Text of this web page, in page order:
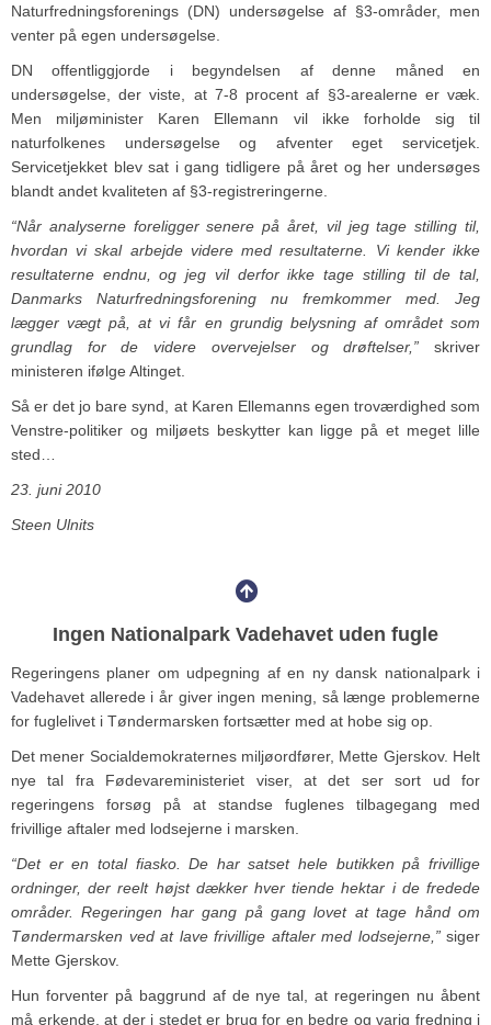
Naturfredningsforenings (DN) undersøgelse af §3-områder, men
venter på egen undersøgelse.
DN offentliggjorde i begyndelsen af denne måned en
undersøgelse, der viste, at 7-8 procent af §3-arealerne er væk.
Men miljøminister Karen Ellemann vil ikke forholde sig til
naturfolkenes undersøgelse og afventer eget servicetjek.
Servicetjekket blev sat i gang tidligere på året og her undersøges
blandt andet kvaliteten af §3-registreringerne.
“Når analyserne foreligger senere på året, vil jeg tage stilling til,
hvordan vi skal arbejde videre med resultaterne. Vi kender ikke
resultaterne endnu, og jeg vil derfor ikke tage stilling til de tal,
Danmarks Naturfredningsforening nu fremkommer med. Jeg
lægger vægt på, at vi får en grundig belysning af området som
grundlag for de videre overvejelser og drøftelser,” skriver
ministeren ifølge Altinget.
Så er det jo bare synd, at Karen Ellemanns egen troværdighed som
Venstre-politiker og miljøets beskytter kan ligge på et meget lille
sted…
23. juni 2010
Steen Ulnits
Ingen Nationalpark Vadehavet uden fugle
Regeringens planer om udpegning af en ny dansk nationalpark i
Vadehavet allerede i år giver ingen mening, så længe problemerne
for fuglelivet i Tøndermarsken fortsætter med at hobe sig op.
Det mener Socialdemokraternes miljøordfører, Mette Gjerskov. Helt
nye tal fra Fødevareministeriet viser, at det ser sort ud for
regeringens forsøg på at standse fuglenes tilbagegang med
frivillige aftaler med lodsejerne i marsken.
“Det er en total fiasko. De har satset hele butikken på frivillige
ordninger, der reelt højst dækker hver tiende hektar i de fredede
områder. Regeringen har gang på gang lovet at tage hånd om
Tøndermarsken ved at lave frivillige aftaler med lodsejerne,”siger
Mette Gjerskov.
Hun forventer på baggrund af de nye tal, at regeringen nu åbent
må erkende, at der i stedet er brug for en bedre og varig fredning i